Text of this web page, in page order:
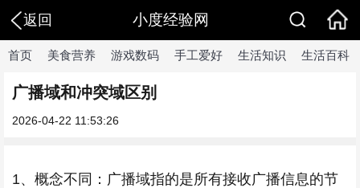
返回 小度经验网
首页 美食营养 游戏数码 手工爱好 生活知识 生活百科
广播域和冲突域区别
2026-04-22 11:53:26
1、概念不同：广播域指的是所有接收广播信息的节